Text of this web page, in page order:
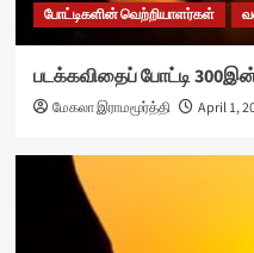
போட்டிகளின் வெற்றியாளர்கள்
படக்கவிதைப் போட்டி 300இன்
மேகலா இராமமூர்த்தி April 1,